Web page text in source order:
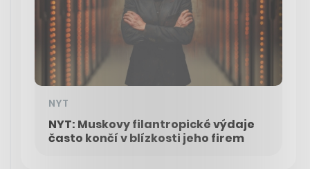
NYT
NYT: Muskovy filantropické výdaje
často končí v blízkosti jeho firem